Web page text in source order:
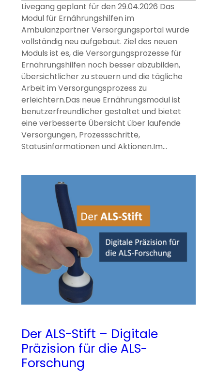
Livegang geplant für den 29.04.2026 Das
Modul für Ernährungshilfen im
Ambulanzpartner Versorgungsportal wurde
vollständig neu aufgebaut. Ziel des neuen
Moduls ist es, die Versorgungsprozesse für
Ernährungshilfen noch besser abzubilden,
übersichtlicher zu steuern und die tägliche
Arbeit im Versorgungsprozess zu
erleichtern.Das neue Ernährungsmodul ist
benutzerfreundlicher gestaltet und bietet
eine verbesserte Übersicht über laufende
Versorgungen, Prozessschritte,
Statusinformationen und Aktionen.Im…
Der ALS-Stift – Digitale
Präzision für die ALS-
Forschung